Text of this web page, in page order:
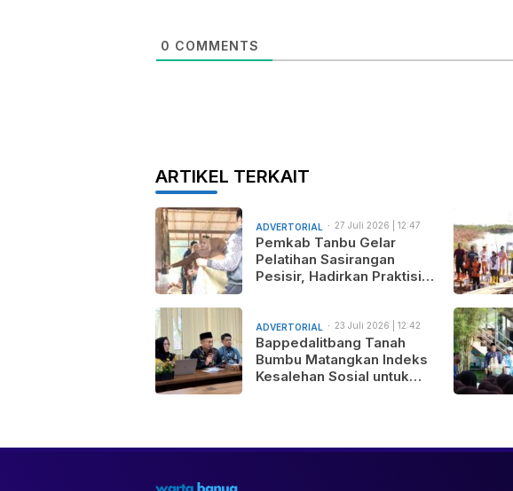
0 COMMENTS
ARTIKEL TERKAIT
ADVERTORIAL
27 Juli 2026 | 12:47
am
Pemkab Tanbu Gelar
Pelatihan Sasirangan
Pesisir, Hadirkan Praktisi
Pemasaran Produk
ADVERTORIAL
23 Juli 2026 | 12:42
am
Bappedalitbang Tanah
Bumbu Matangkan Indeks
Kesalehan Sosial untuk